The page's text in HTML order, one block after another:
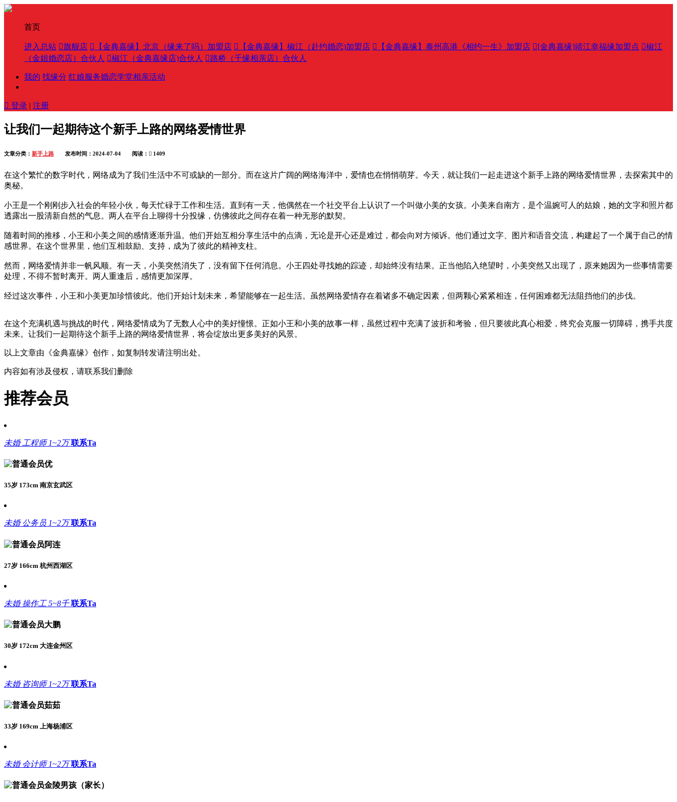
首页
进入总站 旗舰店  【金典嘉缘】北京（缘来了吗）加盟店  【金典嘉缘】椒江（赴约婚恋)加盟店  【金典嘉缘】泰州高港《相约一生》加盟店 [金典嘉缘]靖江幸福缘加盟点 椒江
（金姐婚恋店）合伙人 椒江（金典嘉缘店)合伙人 路桥（千缘相亲店）合伙人
我的 找缘分 红娘服务婚恋学堂相亲活动
 登录 | 注册
让我们一起期待这个新手上路的网络爱情世界
文章分类： 新手上路 发布时间：2024-07-04 阅读：  1409
在这个繁忙的数字时代，网络成为了我们生活中不可或缺的一部分。而在这片广阔的网络海洋中，爱情也在悄悄萌芽。今天，就让我们一起走进这个新手上路的网络爱情世界，去探索其中的
奥秘。
小王是一个刚刚步入社会的年轻小伙，每天忙碌于工作和生活。直到有一天，他偶然在一个社交平台上认识了一个叫做小美的女孩。小美来自南方，是个温婉可人的姑娘，她的文字和照片都
透露出一股清新自然的气息。两人在平台上聊得十分投缘，仿佛彼此之间存在着一种无形的默契。
随着时间的推移，小王和小美之间的感情逐渐升温。他们开始互相分享生活中的点滴，无论是开心还是难过，都会向对方倾诉。他们通过文字、图片和语音交流，构建起了一个属于自己的情
感世界。在这个世界里，他们互相鼓励、支持，成为了彼此的精神支柱。
然而，网络爱情并非一帆风顺。有一天，小美突然消失了，没有留下任何消息。小王四处寻找她的踪迹，却始终没有结果。正当他陷入绝望时，小美突然又出现了，原来她因为一些事情需要
处理，不得不暂时离开。两人重逢后，感情更加深厚。
经过这次事件，小王和小美更加珍惜彼此。他们开始计划未来，希望能够在一起生活。虽然网络爱情存在着诸多不确定因素，但两颗心紧紧相连，任何困难都无法阻挡他们的步伐。
在这个充满机遇与挑战的时代，网络爱情成为了无数人心中的美好憧憬。正如小王和小美的故事一样，虽然过程中充满了波折和考验，但只要彼此真心相爱，终究会克服一切障碍，携手共度
未来。让我们一起期待这个新手上路的网络爱情世界，将会绽放出更多美好的风景。
以上文章由《金典嘉缘》创作，如复制转发请注明出处。
内容如有涉及侵权，请联系我们删除
推荐会员
未婚 工程师1~2万联系Ta
优
35岁 173cm 南京玄武区
未婚公务员 1~2万联系Ta
阿连
27岁 166cm 杭州西湖区
未婚操作工5~8千联系Ta
大鹏
30岁 172cm 大连金州区
未婚 咨询师1~2万联系Ta
茹茹
33岁 169cm 上海杨浦区
未婚 会计师1~2万联系Ta
金陵男孩（家长）